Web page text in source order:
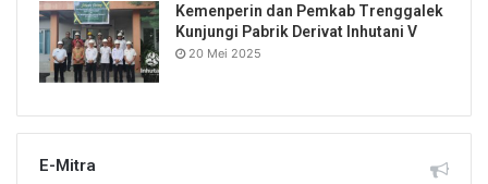
Kemenperin dan Pemkab Trenggalek
Kunjungi Pabrik Derivat Inhutani V
20 Mei 2025
E-Mitra